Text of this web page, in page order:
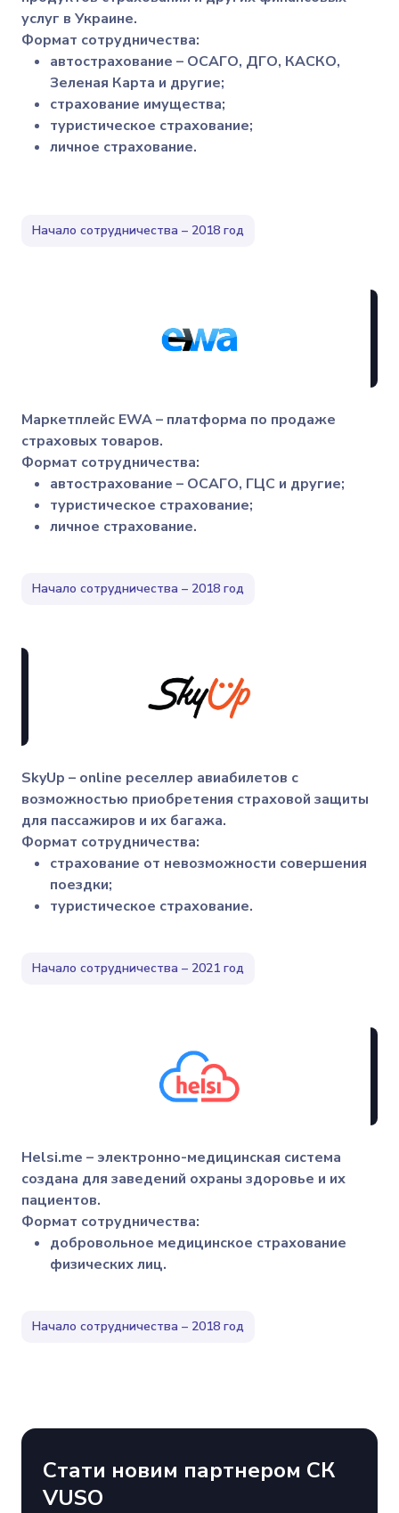
Начало сотрудничества – 2018 год
услуг в Украине.
Формат сотрудничества:
автострахование – ОСАГО, ДГО, КАСКО,
Зеленая Карта и другие;
страхование имущества;
туристическое страхование;
личное страхование.
Начало сотрудничества – 2018 год
Маркетплейс EWA – платформа по продаже
страховых товаров.
Формат сотрудничества:
автострахование – ОСАГО, ГЦС и другие;
туристическое страхование;
личное страхование.
Начало сотрудничества – 2021 год
SkyUp – online реселлер авиабилетов с
возможностью приобретения страховой защиты
для пассажиров и их багажа.
Формат сотрудничества:
страхование от невозможности совершения
поездки;
туристическое страхование.
Начало сотрудничества – 2018 год
Helsi.me – электронно-медицинская система
создана для заведений охраны здоровье и их
пациентов.
Формат сотрудничества:
добровольное медицинское страхование
физических лиц.
Стати новим партнером СК
VUSO